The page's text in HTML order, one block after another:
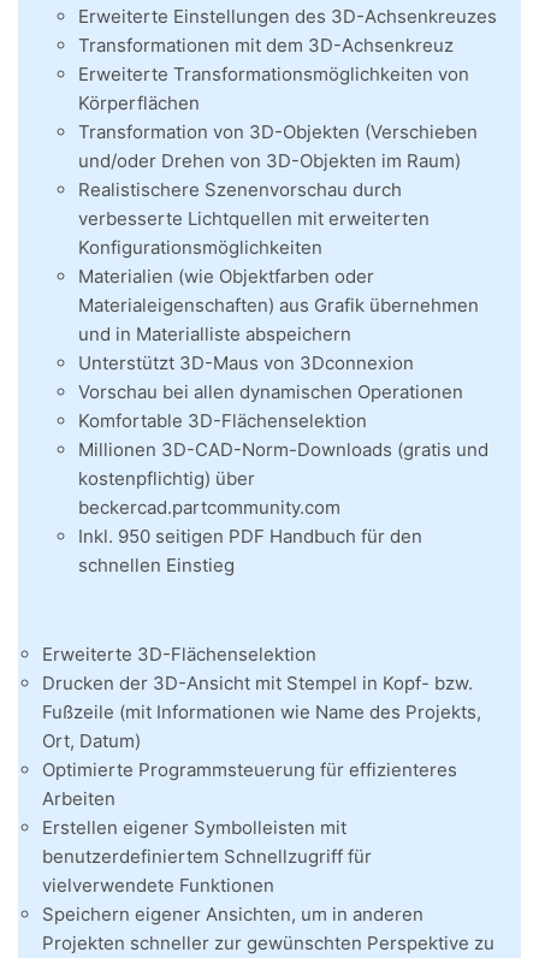
Erweiterte Einstellungen des 3D-Achsenkreuzes
Transformationen mit dem 3D-Achsenkreuz
Erweiterte Transformationsmöglichkeiten von
Körperflächen
Transformation von 3D-Objekten (Verschieben
und/oder Drehen von 3D-Objekten im Raum)
Realistischere Szenenvorschau durch
verbesserte Lichtquellen mit erweiterten
Konfigurationsmöglichkeiten
Materialien (wie Objektfarben oder
Materialeigenschaften) aus Grafik übernehmen
und in Materialliste abspeichern
Unterstützt 3D-Maus von 3Dconnexion
Vorschau bei allen dynamischen Operationen
Komfortable 3D-Flächenselektion
Millionen 3D-CAD-Norm-Downloads (gratis und
kostenpflichtig) über
beckercad.partcommunity.com
Inkl. 950 seitigen PDF Handbuch für den
schnellen Einstieg
Erweiterte 3D-Flächenselektion
Drucken der 3D-Ansicht mit Stempel in Kopf- bzw.
Fußzeile (mit Informationen wie Name des Projekts,
Ort, Datum)
Optimierte Programmsteuerung für effizienteres
Arbeiten
Erstellen eigener Symbolleisten mit
benutzerdefiniertem Schnellzugriff für
vielverwendete Funktionen
Speichern eigener Ansichten, um in anderen
Projekten schneller zur gewünschten Perspektive zu